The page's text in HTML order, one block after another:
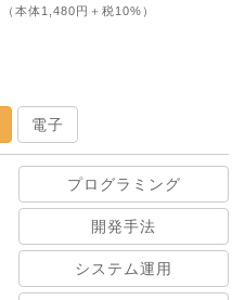
（本体1,480円＋税10%）
電子
プログラミング
開発手法
システム運用